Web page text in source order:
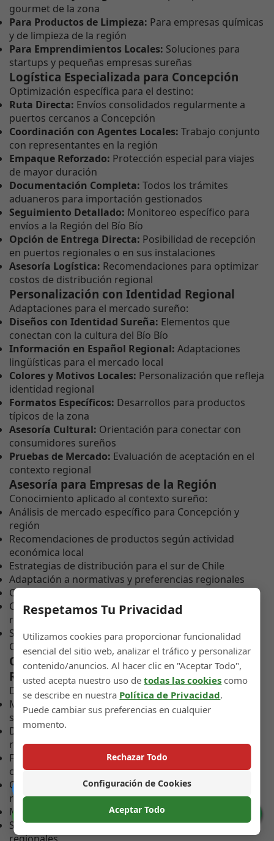
gourmet de la zona
Para Productos de Limpieza: Para empresas químicas
y de limpieza de la región
Para Emprendimientos Locales: Soluciones para
startups y pequeñas empresas sureñas
Logística Especializada para Concepción
Optimización específica para el destino:
Ruta Directa: Envíos consolidados regularmente a
puertos cercanos a Concepción
Coordinación con Agentes Locales: Trabajo conjunto
con representantes en la región
Empaque Reforzado: Protección especial para viajes
de mayor duración
Documentación Completa: Todos los trámites
aduaneros para importación gestionados
Seguimiento Detallado: Monitoreo específico para
envíos a la Región del Bío Bío
Opción de Entrega Directa: Posibilidad de recepción
en puertos regionales o en sus instalaciones
Asesoría Logística: Recomendaciones para optimizar
costos de distribución regional
Personalización con Identidad Regional
Adaptaciones para el mercado sureño:
Diseños con Identidad Sureña: Elementos que
conectan con la cultura del Bío Bío
Información en Español Regional: Adaptaciones
lingüísticas para el mercado local
Colores y Motivos Locales: Personalización que refleja
identidad regional
Formatos Específicos: Desarrollos para productos
típicos de la zona
Asesoría Cultural: Orientación para conectar con
consumidores sureños
Pruebas de Mercado: Evaluación de aceptación en el
contexto regional
Asesoría para Empresas de la Región
Conocimiento aplicado al contexto sureño:
Análisis de mercado específico para Concepción y
región
Recomendaciones de productos según actividad
económica local
Estrategias de distribución para el sur de Chile
Adaptación a normativas y preferencias regionales
Optimización de costos considerando logística sureña
Conocimiento de competencia y tendencias en la
región
Soporte para exportación desde el Bío Bío al resto de
Chile o internacional
Condiciones para Clientes de Concepción y
Región
Diseñadas considerando realidad regional:
Mínimos de pedido adaptados a escala de empresas
sureñas
Descuentos especiales para pedidos consolidados
regionales
Flexibilidad en programación de entregas
considerando factores climáticos regionales
Opciones de pago adecuadas para empresas de la
región
Muestras para evaluación previa sin compromiso
Soporte técnico adaptado a horarios y necesidades
regionales
Preferencias de Cookies
Respetamos Tu Privacidad
Utilizamos cookies para proporcionar funcionalidad
esencial del sitio web, analizar el tráfico y personalizar
contenido/anuncios. Al hacer clic en "Aceptar Todo",
usted acepta nuestro uso detodas las cookies como
se describe en nuestra Política de Privacidad.
Puede cambiar sus preferencias en cualquier
momento.
Rechazar Todo
Configuración de Cookies
Aceptar Todo